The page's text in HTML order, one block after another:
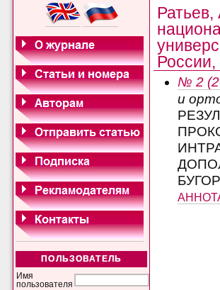
ПОЛЬЗОВАТЕЛЬ
Имя
пользователя
России,
№ 2
и